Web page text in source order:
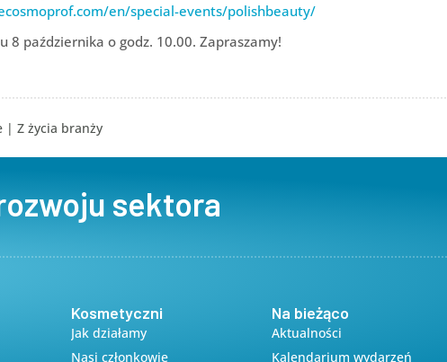
en/special-events/polishbeauty/
8 października o godz. 10.00. Zapraszamy!
| Z życia branży
sektora
Kosmetyczni
Jak działamy
Nasi członkowie
Na bieżąco
Aktualności
Kalendarium wydarzeń